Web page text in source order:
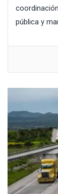
pública y